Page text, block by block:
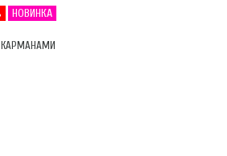
НОВИНКА
КАРМАНАМИ